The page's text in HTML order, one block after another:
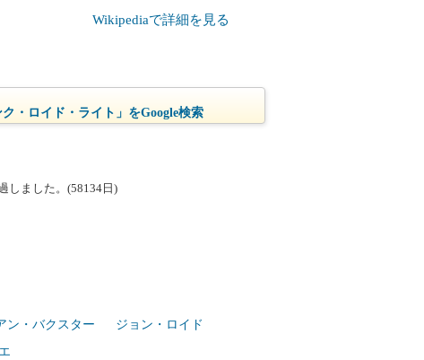
Wikipediaで詳細を見る
ク・ロイド・ライト」をGoogle検索
しました。(58134日)
ン・バクスター
ジョン・ロイド